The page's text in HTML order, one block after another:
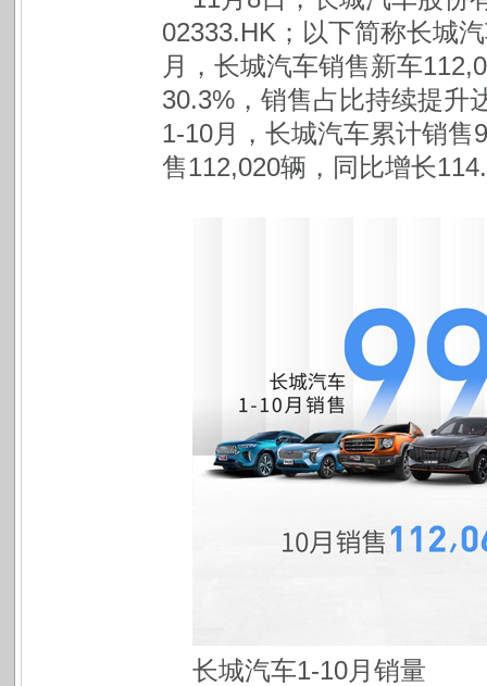
02333.HK；以下简称长城
月，长城汽车销售新车
30.3%，销售占比持续提升
1-10月，长城汽车累计销售
售112,020辆，同比增长
长城汽车1-10月销量